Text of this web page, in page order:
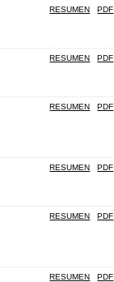
RESUMEN PDF
RESUMEN PDF
RESUMEN PDF
RESUMEN PDF
RESUMEN PDF
RESUMEN PDF